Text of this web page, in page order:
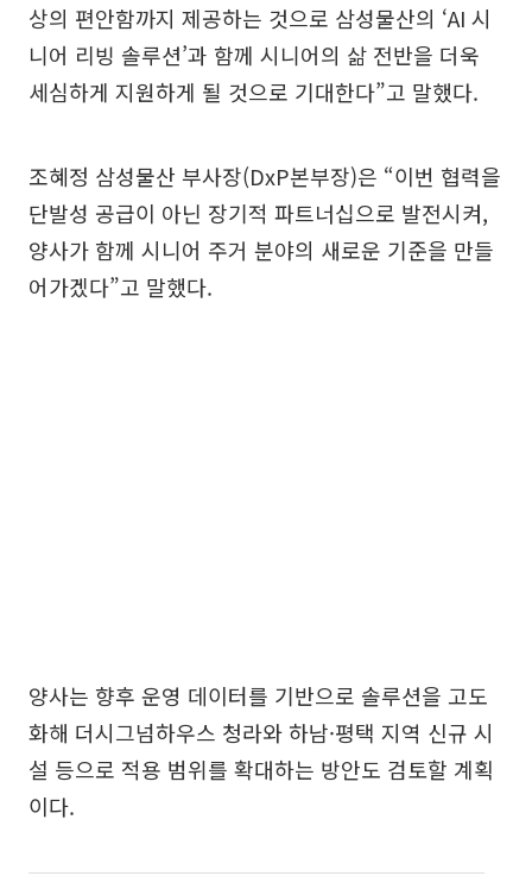
상의 편안함까지 제공하는 것으로 삼성물산의 ‘AI 시
니어 리빙 솔루션’과 함께 시니어의 삶 전반을 더욱
세심하게 지원하게 될 것으로 기대한다”고 말했다.
조혜정 삼성물산 부사장(DxP본부장)은 “이번 협력을
단발성 공급이 아닌 장기적 파트너십으로 발전시켜,
양사가 함께 시니어 주거 분야의 새로운 기준을 만들
어가겠다”고 말했다.
양사는 향후 운영 데이터를 기반으로 솔루션을 고도
화해 더시그넘하우스 청라와 하남·평택 지역 신규 시
설 등으로 적용 범위를 확대하는 방안도 검토할 계획
이다.